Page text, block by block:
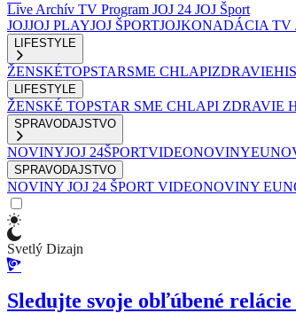
Live Archív TV Program JOJ 24 JOJ Šport
JOJJOJ PLAYJOJ ŠPORTJOJKONADÁCIA TV
LIFESTYLE
ŽENSKÉTOPSTARSME CHLAPIZDRAVIE
LIFESTYLE
ŽENSKÉ TOPSTAR SME CHLAPI ZDRAVIE
SPRAVODAJSTVO
NOVINYJOJ 24ŠPORTVIDEONOVINY
SPRAVODAJSTVO
NOVINY JOJ 24 ŠPORT VIDEONOVINY
Svetlý Dizajn
Sledujte svoje obľúbené